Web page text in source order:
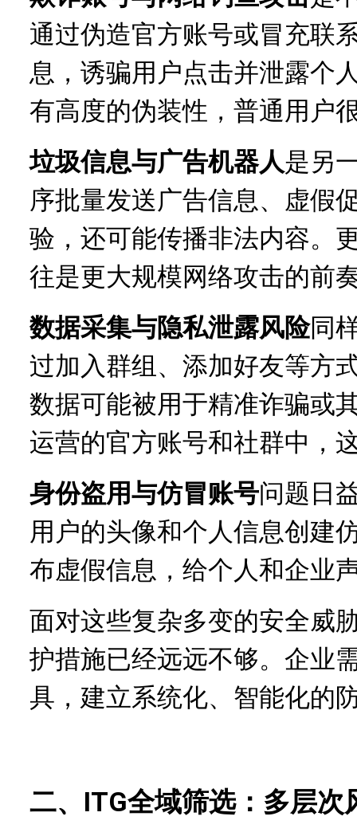
通过伪造官方账号或冒充联
息，诱骗用户点击并泄露个
有高度的伪装性，普通用户
垃圾信息与广告机器人是另
序批量发送广告信息、虚假
验，还可能传播非法内容。
往是更大规模网络攻击的前
数据采集与隐私泄露风险同
过加入群组、添加好友等方
数据可能被用于精准诈骗或
运营的官方账号和社群中，
身份盗用与仿冒账号问题日
用户的头像和个人信息创建
布虚假信息，给个人和企业
面对这些复杂多变的安全威
护措施已经远远不够。企业
具，建立系统化、智能化的
二、ITG全域筛选：多层次